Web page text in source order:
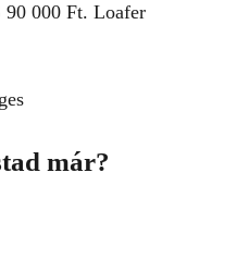
90 000 Ft. Loafer
már?